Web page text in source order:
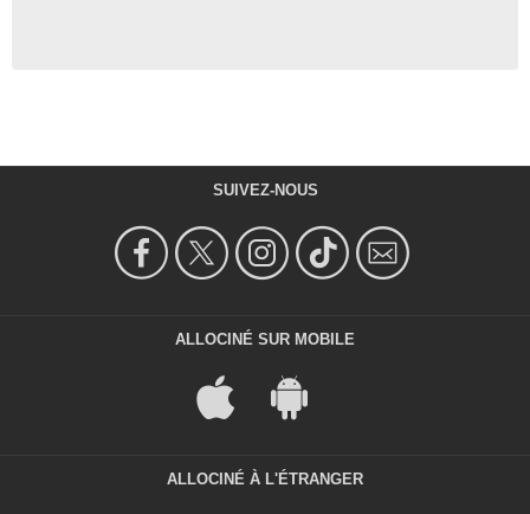
SUIVEZ-NOUS
ALLOCINÉ SUR MOBILE
ALLOCINÉ À L'ÉTRANGER